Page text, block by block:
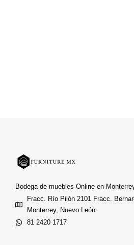
Bodega de muebles Online en
Fracc. Río Pilón 2101 Fracc.
Monterrey, Nuevo León
81 2420 1717